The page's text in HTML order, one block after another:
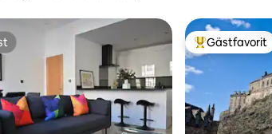
Populär
Gästfavorit